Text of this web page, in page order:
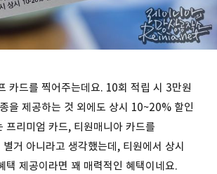
카드를 찍어주는데요. 10회 적립 시 3만원
을 제공하는 것 외에도 상시 10~20% 할인
프리미엄 카드, 티원매니아 카드를
거 아니라고 생각했는데, 티원에서 상시
택 제공이라면 꽤 매력적인 혜택이네요.